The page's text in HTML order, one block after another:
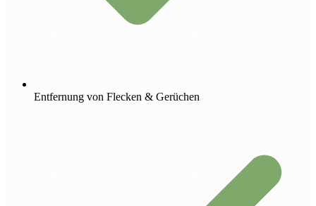
Entfernung von Flecken & Gerüchen